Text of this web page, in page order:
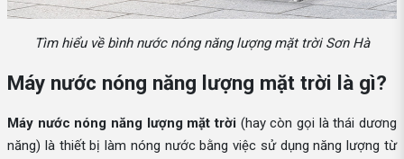
Tìm hiểu về bình nước nóng năng lượng mặt trời Sơn Hà
Máy nước nóng năng lượng mặt trời là gì?
Máy nước nóng năng lượng mặt trời (hay còn gọi là thái dương
năng) là thiết bị làm nóng nước bằng việc sử dụng năng lượng từ